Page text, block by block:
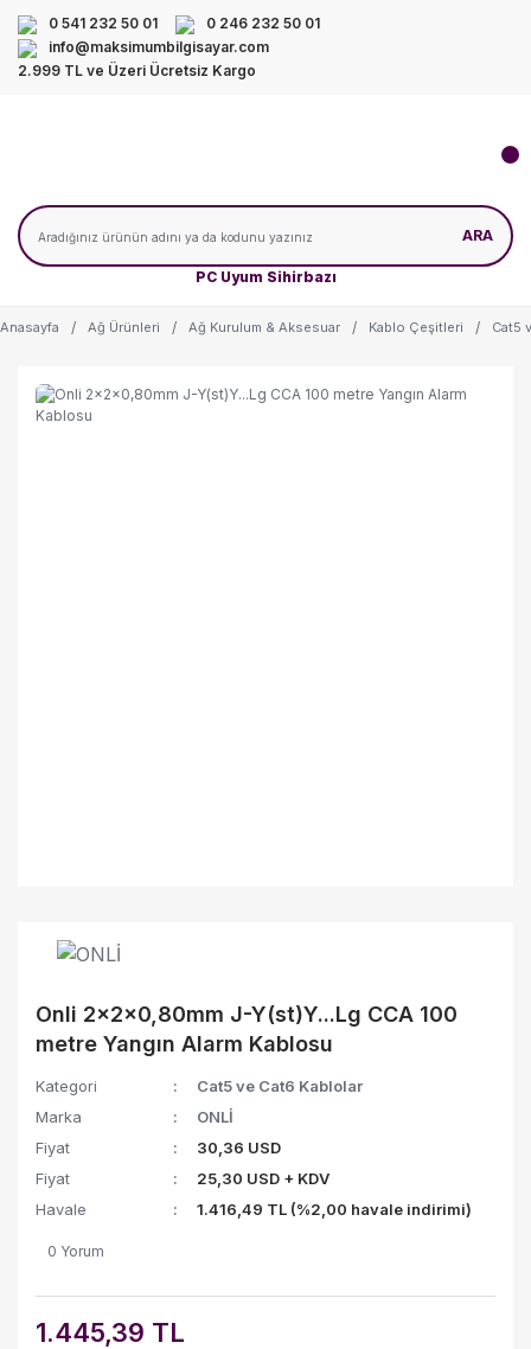
0 541 232 50 01
0 246 232 50 01
info@maksimumbilgisayar.com
2.999 TL ve Üzeri Ücretsiz Kargo
PC Uyum Sihirbazı
ARA
Anasayfa Ağ Ürünleri Ağ Kurulum & Aksesuar Kablo Çeşitleri Cat5
Onli 2x2x0,80mm J-Y(st)Y...Lg CCA 100
metre Yangın Alarm Kablosu
Kategori
Cat5 ve Cat6 Kablolar
Marka
ONLİ
Fiyat
30,36 USD
Fiyat
25,30 USD + KDV
Havale
1.416,49 TL (%2,00 havale indirimi)
0 Yorum
1.445,39 TL